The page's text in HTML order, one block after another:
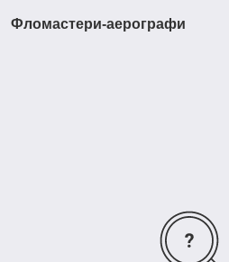
Фломастери-аерографи